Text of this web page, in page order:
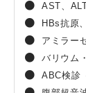
AST、
HBs抗原
アミラー
バリウム
ABC検診